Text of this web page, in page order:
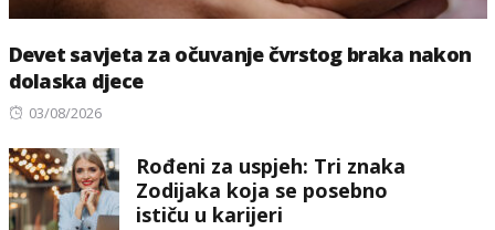
Devet savjeta za očuvanje čvrstog braka nakon
dolaska djece
Posted
03/08/2026
Rođeni za uspjeh: Tri znaka
Zodijaka koja se posebno
ističu u karijeri